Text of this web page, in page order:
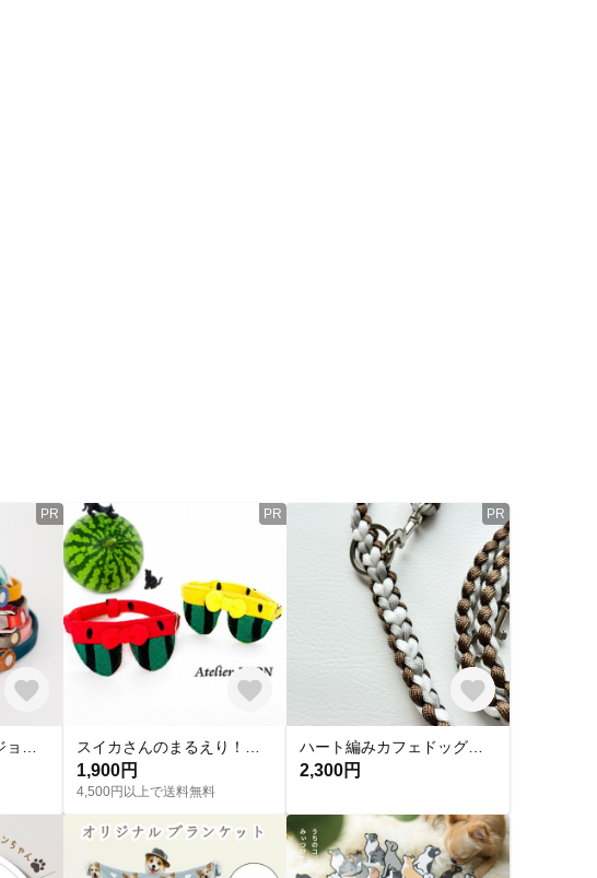
PR PR
1,900円
4,500円以上で送料無料
PR
2,300円